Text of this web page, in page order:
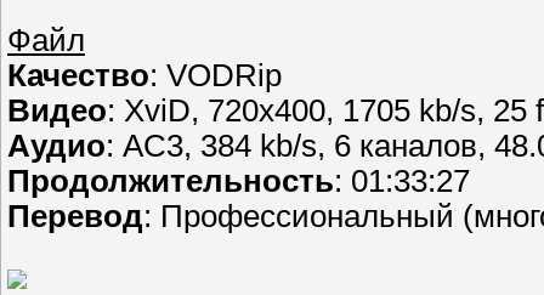
Файл
Качество: VODRip
Видео: XviD, 720х400, 1705 kb/s, 25
Аудио: AC3, 384 kb/s, 6 каналов,
Продолжительность: 01:33:27
Перевод: Профессиональный